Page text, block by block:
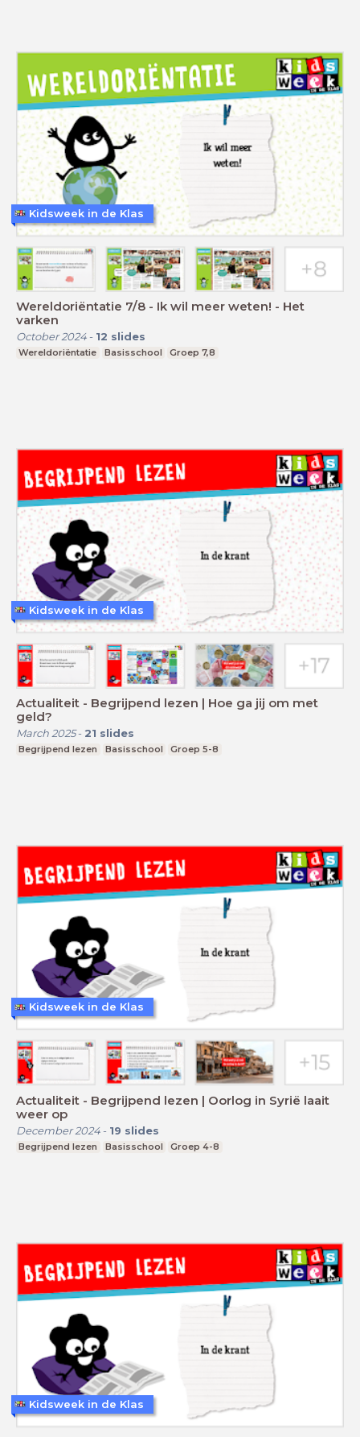
Wereldoriëntatie 7/8 - Ik wil meer weten! - Het
varken
October 2024- 12 slides
Wereldoriëntatie Basisschool Groep 7,8
Kidsweek in de Klas
Actualiteit - Begrijpend lezen | Hoe ga jij om met
geld?
March 2025- 21 slides
Begrijpend lezen Basisschool Groep 5-8
Kidsweek in de Klas
Actualiteit - Begrijpend lezen | Oorlog in Syrië laait
weer op
December 2024- 19 slides
Begrijpend lezen Basisschool Groep 4-8
Kidsweek in de Klas
Kidsweek in de Klas